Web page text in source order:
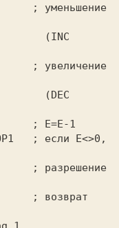
; уменьшение
; увеличение
; E=E-1
; если E<>0,
разрешение